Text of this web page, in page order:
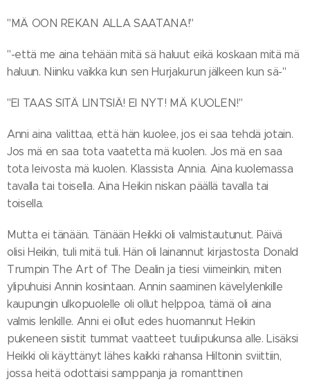
"MÄ OON REKAN ALLA SAATANA!"
"-että me aina tehään mitä sä haluut eikä koskaan mitä mä
haluun. Niinku vaikka kun sen Hurjakurun jälkeen kun sä-"
"EI TAAS SITÄ LINTSIÄ! EI NYT! MÄ KUOLEN!"
Anni aina valittaa, että hän kuolee, jos ei saa tehdä jotain.
Jos mä en saa tota vaatetta mä kuolen. Jos mä en saa
tota leivosta mä kuolen. Klassista Annia. Aina kuolemassa
tavalla tai toisella. Aina Heikin niskan päällä tavalla tai
toisella.
Mutta ei tänään. Tänään Heikki oli valmistautunut. Päivä
olisi Heikin, tuli mitä tuli. Hän oli lainannut kirjastosta Donald
Trumpin The Art of The Dealin ja tiesi viimeinkin, miten
ylipuhuisi Annin kosintaan. Annin saaminen kävelylenkille
kaupungin ulkopuolelle oli ollut helppoa, tämä oli aina
valmis lenkille. Anni ei ollut edes huomannut Heikin
pukeneen siistit tummat vaatteet tuulipukunsa alle. Lisäksi
Heikki oli käyttänyt lähes kaikki rahansa Hiltonin sviittiin,
jossa heitä odottaisi samppanja ja romanttinen